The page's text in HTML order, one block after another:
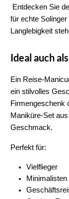
Entdecken Sie
für echte
Langlebigkeit
Ideal auch
Ein Reise-
ein stilvolles
Maniküre-Set
Geschmack.
Perfekt für:
Vielflieger
Minimalisten